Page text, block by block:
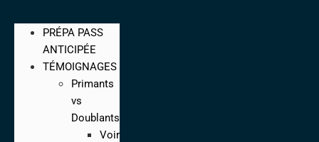
PRÉPA PASS
ANTICIPÉE
TÉMOIGNAGES
Primants
vs
Doublants
Voir